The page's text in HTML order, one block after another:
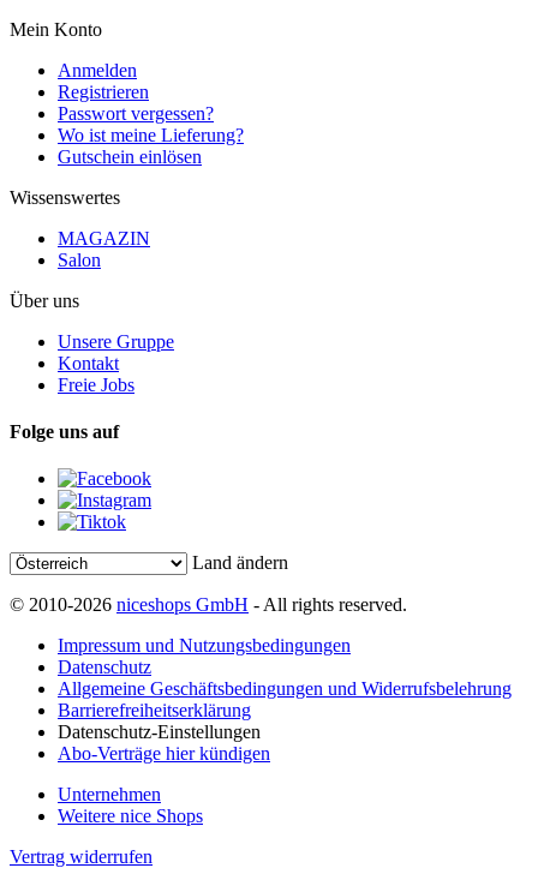
Mein Konto
Anmelden
Registrieren
Passwort vergessen?
Wo ist meine Lieferung?
Gutschein einlösen
Wissenswertes
MAGAZIN
Salon
Über uns
Unsere Gruppe
Kontakt
Freie Jobs
Folge uns auf
Land ändern
© 2010-2026 niceshops GmbH - All rights reserved.
Impressum und Nutzungsbedingungen
Datenschutz
Allgemeine Geschäftsbedingungen und Widerrufsbelehrung
Barrierefreiheitserklärung
Datenschutz-Einstellungen
Abo-Verträge hier kündigen
Unternehmen
Weitere nice Shops
Vertrag widerrufen